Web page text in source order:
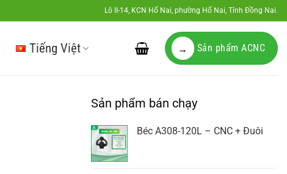
Lô II-14, KCN Hố Nai, phường Hố Nai, Tỉnh Đồng Nai.
Tiếng Việt → Sản phẩm ACNC
Sản phẩm bán chạy
Béc A308-120L – CNC + Đuôi